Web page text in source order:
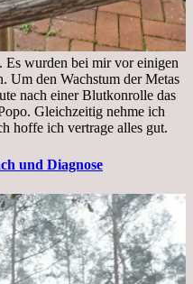
Es wurden bei mir vor einigen
Um den Wachstum der Metas
nach einer Blutkonrolle das
Gleichzeitig nehme ich
hoffe ich vertrage alles gut.
und Diagnose